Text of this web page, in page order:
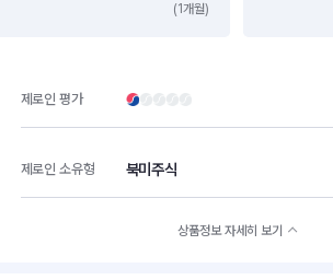
(1개월)
제로인 평가
제로인 소유형 북미주식
상품정보 자세히 보기